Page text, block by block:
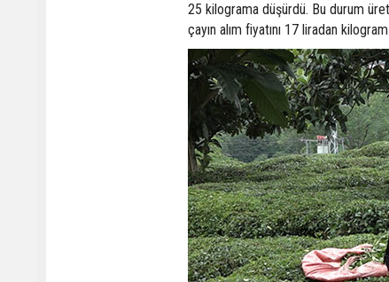
25 kilograma düşürdü. Bu durum
çayın alım fiyatını 17 liradan